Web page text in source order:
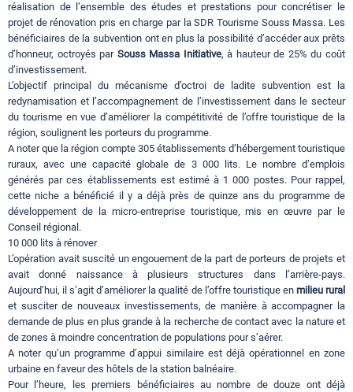
réalisation de l’ensemble des études et prestations pour concrétiser le
projet de rénovation pris en charge par la SDR Tourisme Souss Massa. Les
bénéficiaires de la subvention ont en plus la possibilité d’accéder aux prêts
d’honneur, octroyés par Souss Massa Initiative, à hauteur de 25% du coût
d’investissement.
L’objectif principal du mécanisme d’octroi de ladite subvention est la
redynamisation et l’accompagnement de l’investissement dans le secteur
du tourisme en vue d’améliorer la compétitivité de l’offre touristique de la
région, soulignent les porteurs du programme.
A noter que la région compte 305 établissements d’hébergement touristique
ruraux, avec une capacité globale de 3 000 lits. Le nombre d’emplois
générés par ces établissements est estimé à 1 000 postes. Pour rappel,
cette niche a bénéficié il y a déjà près de quinze ans du programme de
développement de la micro-entreprise touristique, mis en œuvre par le
Conseil régional.
10 000 lits à rénover
L’opération avait suscité un engouement de la part de porteurs de projets et
avait donné naissance à plusieurs structures dans l’arrière-pays.
Aujourd’hui, il s’agit d’améliorer la qualité de l’offre touristique en milieu rural
et susciter de nouveaux investissements, de manière à accompagner la
demande de plus en plus grande à la recherche de contact avec la nature et
de zones à moindre concentration de populations pour s’aérer.
A noter qu’un programme d’appui similaire est déjà opérationnel en zone
urbaine en faveur des hôtels de la station balnéaire.
Pour l’heure, les premiers bénéficiaires au nombre de douze ont déjà